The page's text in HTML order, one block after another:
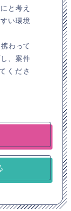
と考え
い環境
わって
、案件
くださ